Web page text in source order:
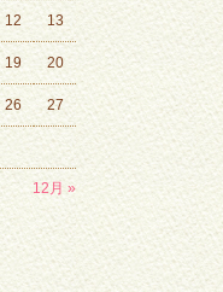
12月 »
12 13
19 20
26 27